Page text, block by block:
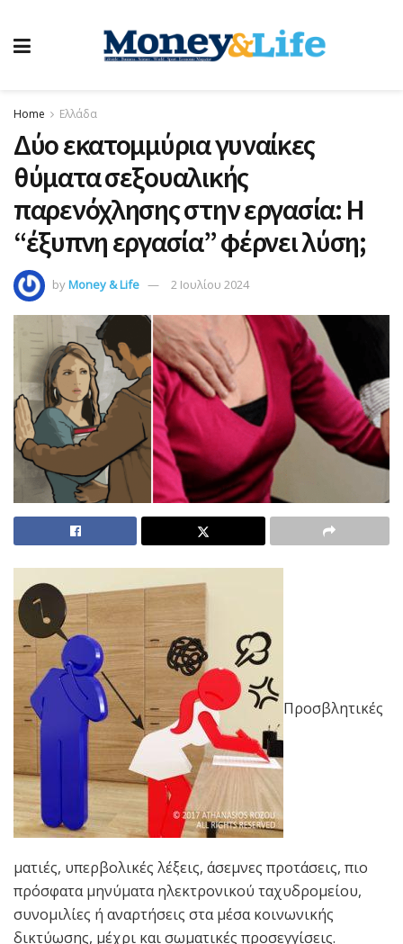
Home Ελλάδα
Δύο εκατομμύρια γυναίκες
θύματα σεξουαλικής
παρενόχλησης στην εργασία: Η
“έξυπνη εργασία” φέρνει λύση;
byMoney & Life 2 Ιουλίου 2024
Προσβλητικές
ματιές, υπερβολικές λέξεις, άσεμνες προτάσεις, πιο
πρόσφατα μηνύματα ηλεκτρονικού ταχυδρομείου,
συνομιλίες ή αναρτήσεις στα μέσα κοινωνικής
δικτύωσης, μέχρι και σωματικές προσεγγίσεις.